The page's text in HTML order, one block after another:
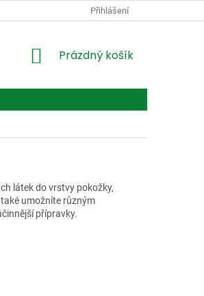
VPOIS
Přihlášení
NÁKUPNÍ
Prázdný košík
látek do vrstvy pokožky,
umožníte různým
přípravky.